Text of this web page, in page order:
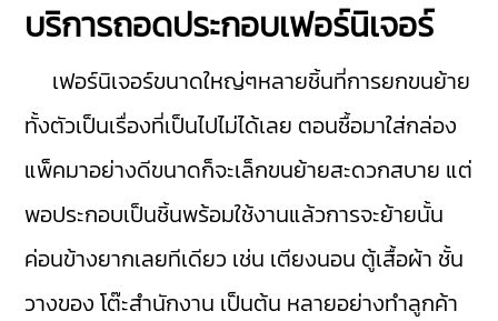
บริการถอดประกอบเฟอร์นิเจอร์
เฟอร์นิเจอร์ขนาดใหญ่ๆหลายชิ้นที่การยกขนย้าย
ทั้งตัวเป็นเรื่องที่เป็นไปไม่ได้เลย ตอนซื้อมาใส่กล่อง
แพ็คมาอย่างดีขนาดก็จะเล็กขนย้ายสะดวกสบาย แต่
พอประกอบเป็นชิ้นพร้อมใช้งานแล้วการจะย้ายนั้น
ค่อนข้างยากเลยทีเดียว เช่น เตียงนอน ตู้เสื้อผ้า ชั้น
วางของ โต๊ะสำนักงาน เป็นต้น หลายอย่างทำลูกค้า